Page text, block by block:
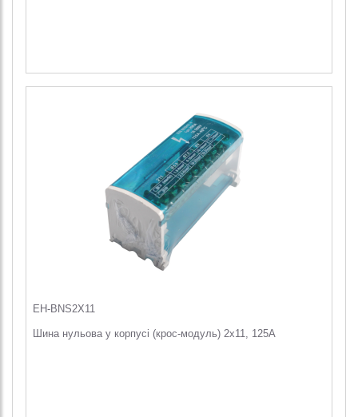
EH-BNS2X11
Шина нульова у корпусі (крос-модуль) 2х11, 125A